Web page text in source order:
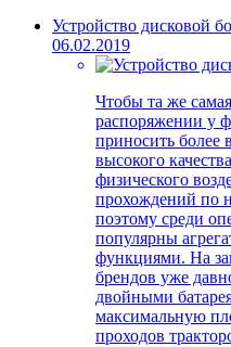
Устройство дисковой
06.02.2019
Чтобы та же
распоряжении у
приносить более
высокого
физического
прохождений по
поэтому среди
популярны
функциями. На
брендов уже
двойными
максимальную
проходов